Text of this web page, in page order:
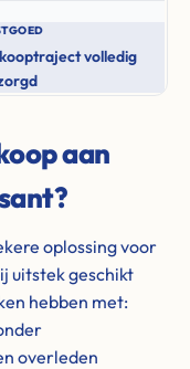
volledig
aan
oplossing voor
uitstek geschikt
hebben met:
overleden